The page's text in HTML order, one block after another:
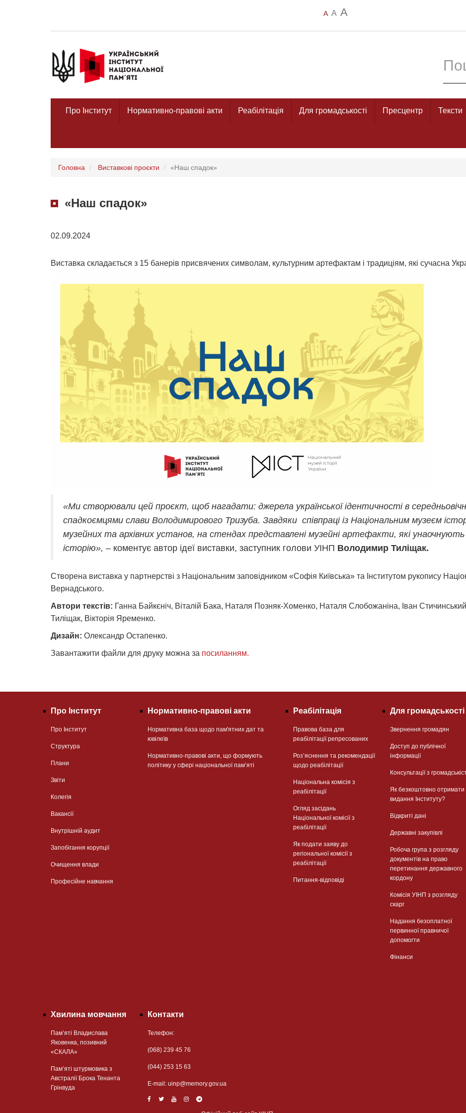
A A A
Про Інститут Нормативно-правові акти Реабілітація Для громадськості Пресцентр Тексти
Головна Виставкові проєкти «Наш спадок»
«Наш спадок»
02.09.2024
Виставка складається з 15 банерів присвячених символам, культурним артефактам і традиціям, які сучасна
«Ми створювали цей проєкт, щоб нагадати: джерела української ідентичності в
спадкоємцями слави Володимирового Тризуба. Завдяки співпраці із Національним музеєм
музейних та архівних установ, на стендах представлені музейні артефакти, які
історію», – коментує автор ідеї виставки, заступник голови УІНП Володимир Тиліщак.
Створена виставка у партнерстві з Національним заповідником «Софія Київська» та Інститутом рукопису
Вернадського.
Автори текстів: Ганна Байкєніч, Віталій Бака, Наталя Позняк-Хоменко, Наталя Слобожаніна, Іван
Тиліщак, Вікторія Яременко.
Дизайн: Олександр Остапенко.
Завантажити файли для друку можна за посиланням.
Про Інститут
Про Інститут
Структура
Плани
Звіти
Колегія
Вакансії
Внутрішній аудит
Запобігання корупції
Очищення влади
Професійне навчання
Нормативно-правові акти
Нормативна база щодо пам'ятних дат та
ювілеїв
Нормативно-правові акти, що формують
політику у сфері національної памʼяті
Реабілітація
Правова база для
реабілітації репресованих
Розʼяснення та рекомендації
щодо реабілітації
Національна комісія з
реабілітації
Огляд засідань
Національної комісії з
реабілітації
Як подати заяву до
регіональної комісії з
реабілітації
Питання-відповіді
Для громадськості
Звернення громадян
Доступ до публічної
інформації
Консультації з
Як безкоштовно отримати
видання Інституту?
Відкриті дані
Державні закупівлі
Робоча група з розгляду
документів на право
перетинання державного
кордону
Комісія УІНП з розгляду
скарг
Надання безоплатної
первинної правничої
допомогти
Фінанси
Хвилина мовчання
Пам’яті Владислава
Яковенка, позивний
«СКАЛА»
Пам’яті штурмовика з
Австралії Брока Тенанта
Грінвуда
Контакти
Телефон:
(068) 239 45 76
(044) 253 15 63
Е-mail: uinp@memory.gov.ua